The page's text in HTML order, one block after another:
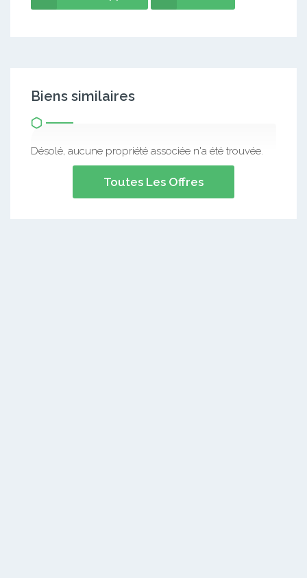
Biens similaires
Désolé, aucune propriété associée n'a été trouvée.
Toutes Les Offres